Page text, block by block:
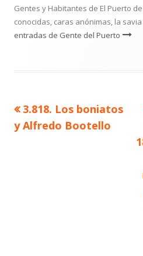
Gentes y Habitantes de El Puerto
conocidas, caras anónimas, la
entradas de Gente del Puerto
Navegación
de
Artículo
anterior
3.818. Los boniatos
y Alfredo Bootello